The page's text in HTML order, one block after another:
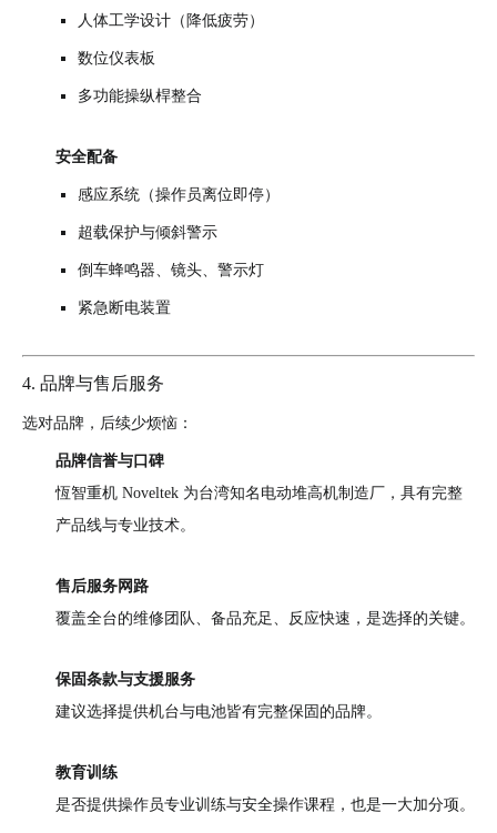
人体工学设计（降低疲劳）
数位仪表板
多功能操纵桿整合
安全配备
感应系统（操作员离位即停）
超载保护与倾斜警示
倒车蜂鸣器、镜头、警示灯
紧急断电装置
4. 品牌与售后服务
选对品牌，后续少烦恼：
品牌信誉与口碑
恆智重机 Noveltek 为台湾知名电动堆高机制造厂，具有完整
产品线与专业技术。
售后服务网路
覆盖全台的维修团队、备品充足、反应快速，是选择的关键。
保固条款与支援服务
建议选择提供机台与电池皆有完整保固的品牌。
教育训练
是否提供操作员专业训练与安全操作课程，也是一大加分项。